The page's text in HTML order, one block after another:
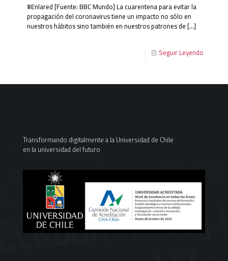
#Enlared [Fuente: BBC Mundo] La cuarentena para evitar la
propagación del coronavirus tiene un impacto no sólo en
nuestros hábitos sino también en nuestros patrones de[…]
Seguir Leyendo
Transformando digitalmente a la Universidad de Chile
en la universidad del futuro